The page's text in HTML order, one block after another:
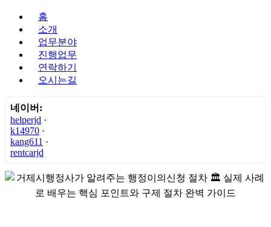
홈
소개
업무분야
진행업무
연락하기
오시는길
네이버:
helperjd ·
k14970 ·
kang611 ·
rentcarjd